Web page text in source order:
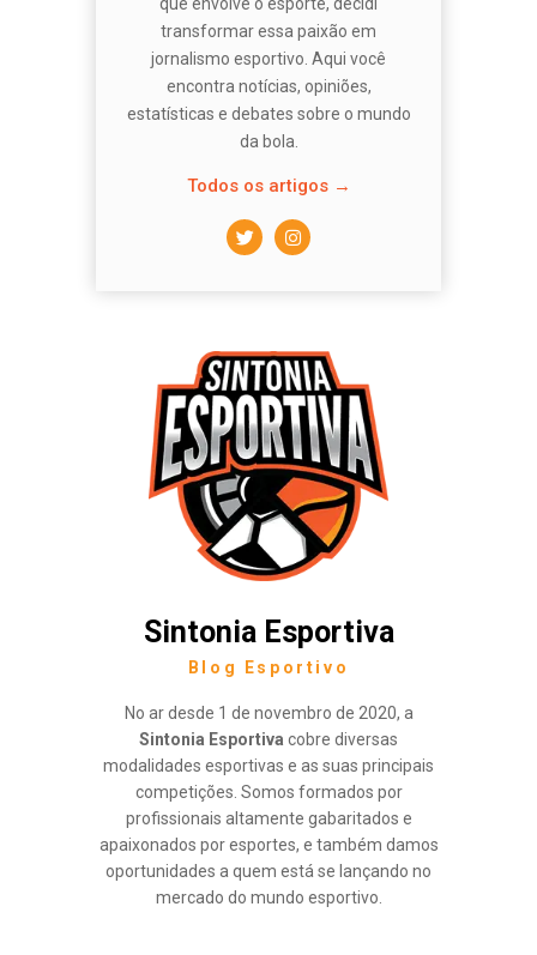
transformar essa paixão em
jornalismo esportivo. Aqui você
encontra notícias, opiniões,
estatísticas e debates sobre o mundo
da bola.
Todos os artigos →
Sintonia Esportiva
Blog Esportivo
No ar desde 1 de novembro de 2020, a
Sintonia Esportiva cobre diversas
modalidades esportivas e as suas principais
competições. Somos formados por
profissionais altamente gabaritados e
apaixonados por esportes, e também damos
oportunidades a quem está se lançando no
mercado do mundo esportivo.